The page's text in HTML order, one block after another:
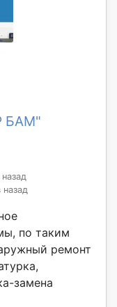
БАМ"
по таким
ремонт
замена